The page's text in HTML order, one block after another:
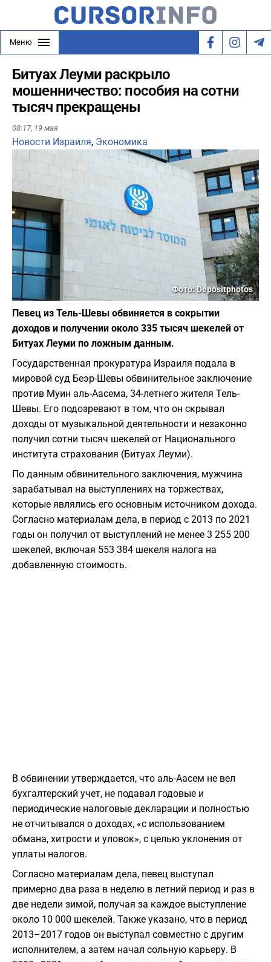
Меню
Битуах Леуми раскрыло
мошенничество: пособия на сотни
тысяч прекращены
08:17, 19 мая
Новости Израиля, Экономика
Фото: Depositphotos
Певец из Тель-Шевы обвиняется в сокрытии
доходов и получении около 335 тысяч шекелей от
Битуах Леуми по ложным данным.
Государственная прокуратура Израиля подала в
мировой суд Беэр-Шевы обвинительное заключение
против Муин аль-Аасема, 34-летнего жителя Тель-
Шевы. Его подозревают в том, что он скрывал
доходы от музыкальной деятельности и незаконно
получил сотни тысяч шекелей от Национального
института страхования (Битуах Леуми).
По данным обвинительного заключения, мужчина
зарабатывал на выступлениях на торжествах,
которые являлись его основным источником дохода.
Согласно материалам дела, в период с 2013 по 2021
годы он получил от выступлений не менее 3 255 200
шекелей, включая 553 384 шекеля налога на
добавленную стоимость.
В обвинении утверждается, что аль-Аасем не вел
бухгалтерский учет, не подавал годовые и
периодические налоговые декларации и полностью
не отчитывался о доходах, «с использованием
обмана, хитрости и уловок», с целью уклонения от
уплаты налогов.
Согласно материалам дела, певец выступал
примерно два раза в неделю в летний период и раз в
две недели зимой, получая за каждое выступление
около 10 000 шекелей. Также указано, что в период
2013–2017 годов он выступал совместно с другим
исполнителем, а затем начал сольную карьеру. В